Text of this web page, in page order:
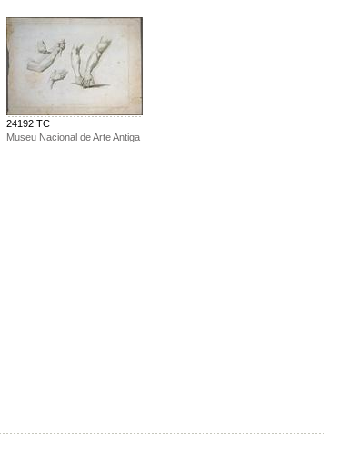
24192 TC
Museu Nacional de Arte Antiga